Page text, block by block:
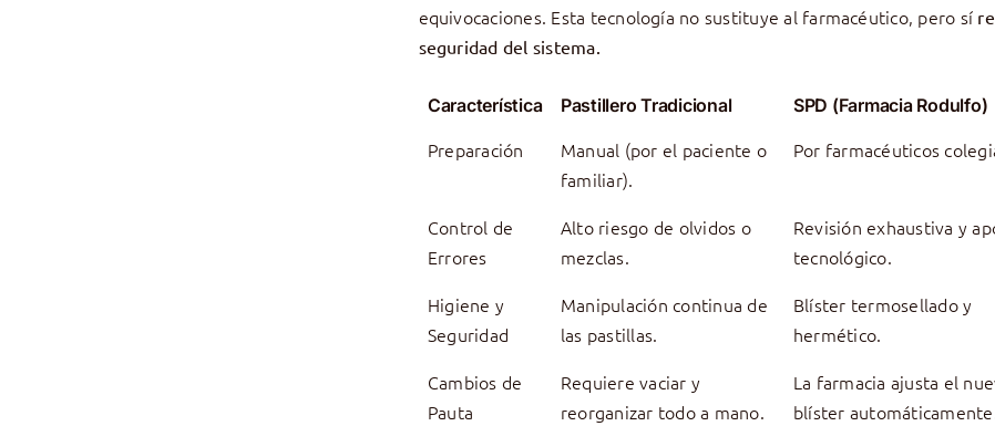
equivocaciones. Esta tecnología no sustituye al farmacéutico, pero sí
seguridad del sistema.
Característica Pastillero Tradicional SPD (Farmacia Rodulfo)
Preparación
Manual (por el paciente o
familiar).
Por farmacéuticos
Control de
Errores
Alto riesgo de olvidos o
mezclas.
Revisión exhaustiva y
tecnológico.
Higiene y
Seguridad
Manipulación continua de
las pastillas.
Blíster termosellado y
hermético.
Cambios de
Pauta
Requiere vaciar y
reorganizar todo a mano.
La farmacia ajusta el
blíster